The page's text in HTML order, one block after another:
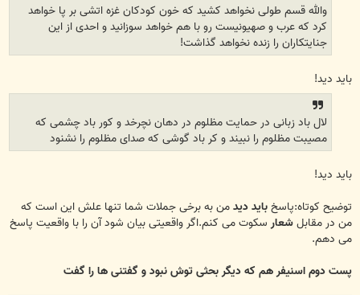
والله قسم طولی نخواهد کشید که خون کودکان غزه اتشی بر پا خواهد
کرد که عرب و صهیونیست رو با هم خواهد سوزانید و احدی از این
جنایتکاران را زنده نخواهد گذاشت!
باید دید!
لال باد زبانی در حمایت مظلوم در دهان نچرخد و کور باد چشمی که
مصیبت مظلوم را نبیند و کر باد گوشی که صدای مظلوم را نشنود
باید دید!
توضیح کوتاه:پاسخباید دیدمن به برخی جملات شما تنها علش این است که
من در مقابلشعارسکوت می کنم.اگر واقعیتی بیان شود آن را با واقعیت پاسخ
می دهم.
پست دوم اسنیفر هم که دیگر بحثی توش نبود و گفتنی ها را گفت